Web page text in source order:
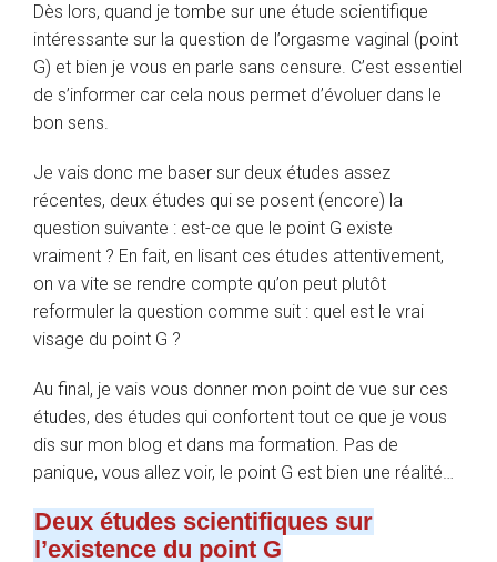
Dès lors, quand je tombe sur une étude scientifique
intéressante sur la question de l’orgasme vaginal (point
G) et bien je vous en parle sans censure. C’est essentiel
de s’informer car cela nous permet d’évoluer dans le
bon sens.
Je vais donc me baser sur deux études assez
récentes, deux études qui se posent (encore) la
question suivante : est-ce que le point G existe
vraiment ? En fait, en lisant ces études attentivement,
on va vite se rendre compte qu’on peut plutôt
reformuler la question comme suit : quel est le vrai
visage du point G ?
Au final, je vais vous donner mon point de vue sur ces
études, des études qui confortent tout ce que je vous
dis sur mon blog et dans ma formation. Pas de
panique, vous allez voir, le point G est bien une réalité…
Deux études scientifiques sur
l’existence du point G